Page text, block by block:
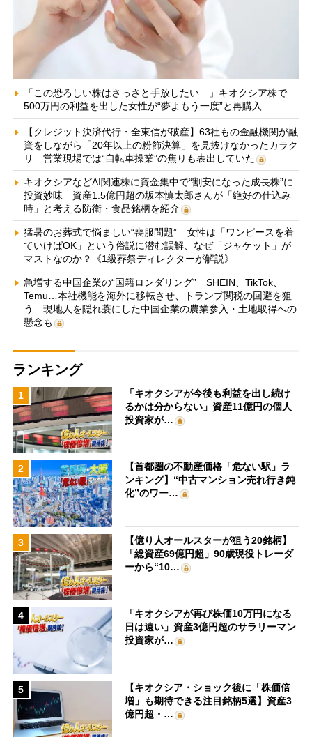
「この恐ろしい株はさっさと手放したい…」キオクシア株で
500万円の利益を出した女性が“夢よもう一度”と再購入
【クレジット決済代行・全東信が破産】63社もの金融機関が融
資をしながら「20年以上の粉飾決算」を見抜けなかったカラク
リ 営業現場では“自転車操業”の焦りも表出していた
キオクシアなどAI関連株に資金集中で“割安になった成長株”に
投資妙味 資産1.5億円超の坂本慎太郎さんが「絶好の仕込み
時」と考える防衛・食品銘柄を紹介
猛暑のお葬式で悩ましい“喪服問題” 女性は「ワンピースを着
ていけばOK」という俗説に潜む誤解、なぜ「ジャケット」が
マストなのか？《1級葬祭ディレクターが解説》
急増する中国企業の“国籍ロンダリング” SHEIN、TikTok、
Temu…本社機能を海外に移転させ、トランプ関税の回避を狙
う 現地人を隠れ蓑にした中国企業の農業参入・土地取得への
懸念も
ランキング
1
「キオクシアが今後も利益を出し続け
るかは分からない」資産11億円の個人
投資家が…
2
【首都圏の不動産価格「危ない駅」ラ
ンキング】“中古マンション売れ行き鈍
化”のワー…
3
【億り人オールスターが狙う20銘柄】
「総資産69億円超」90歳現役トレーダ
ーから“10…
4
「キオクシアが再び株価10万円になる
日は遠い」資産3億円超のサラリーマン
投資家が…
5
【キオクシア・ショック後に「株価倍
増」も期待できる注目銘柄5選】資産3
億円超・…